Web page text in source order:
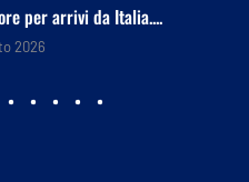
per arrivi da Italia....
2026